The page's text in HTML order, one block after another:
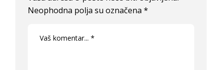
Neophodna polja su označena*